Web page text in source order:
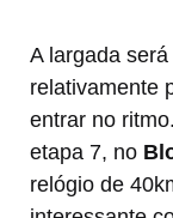
A largada
relativamente
entrar no
etapa 7, no
relógio de